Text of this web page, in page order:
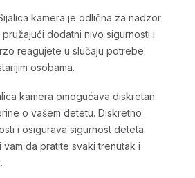
kamera je odlična za nadzor
dodatni nivo sigurnosti i
reagujete u slučaju potrebe.
osobama.
kamera omogućava diskretan
o vašem detetu. Diskretno
i osigurava sigurnost deteta.
vam da pratite svaki trenutak i